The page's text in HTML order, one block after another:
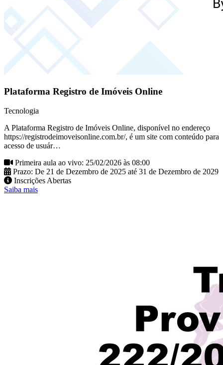
Plataforma Registro de Imóveis Online
Tecnologia
A Plataforma Registro de Imóveis Online, disponível no endereço
https://registrodeimoveisonline.com.br/, é um site com conteúdo para
acesso de usuár…
Primeira aula ao vivo: 25/02/2026 às 08:00
Prazo: De 21 de Dezembro de 2025 até 31 de Dezembro de 2029
Inscrições Abertas
Saiba mais